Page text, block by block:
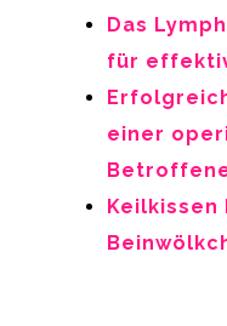
Das
für
einer
Keilkissen